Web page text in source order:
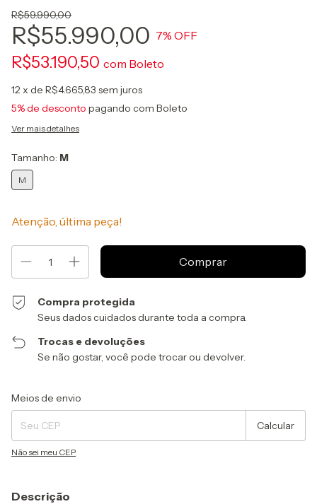
R$59.990,00
R$55.990,00 7% OFF
R$53.190,50 com Boleto
12x de R$4.665,83 sem juros
5% de desconto pagando com Boleto
Ver mais detalhes
Tamanho: M
M
Atenção, última peça!
Compra protegida
Seus dados cuidados durante toda a compra.
Trocas e devoluções
Se não gostar, você pode trocar ou devolver.
Entregas para o CEP:
Meios de envio
Calcular
Não sei meu CEP
Descrição